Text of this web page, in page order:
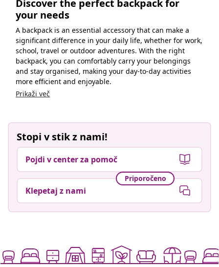
Stopi v stik z nami!
Pojdi v center za pomoč
Priporočeno
Klepetaj z nami
Živite za manj
Podprti načini plačila
Naročite se na naše novice